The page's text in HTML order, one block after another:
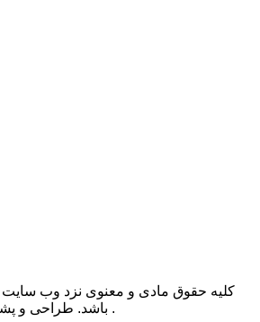
کلیه حقوق مادی و معنوی نزد وب سایت
باشد. طراحی و .